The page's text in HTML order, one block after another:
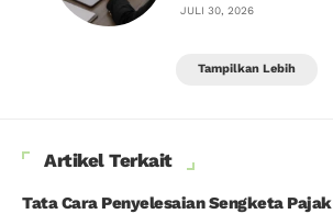
JULI 30, 2026
Tampilkan Lebih
Artikel Terkait
Tata Cara Penyelesaian Sengketa Pajak